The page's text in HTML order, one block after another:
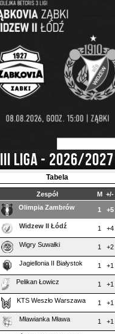
III LIGA - 2026/2027
Tabela
Zespół M +/-
Olimpia Zambrów 1 +5
Widzew II Łódź 1 +4
Wigry Suwałki 1 +2
Jagiellonia II Białystok 1 +1
Pelikan Łowicz 1 +1
KTS Weszło Warszawa 1 +1
Mławianka Mława 1 +1